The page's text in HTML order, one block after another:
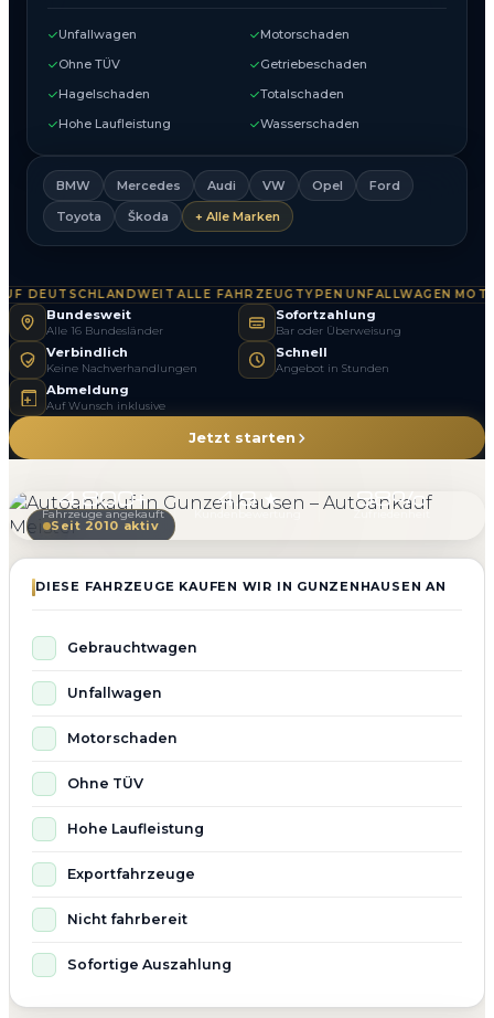
Unfallwagen
Motorschaden
Ohne TÜV
Getriebeschaden
Hagelschaden
Totalschaden
Hohe Laufleistung
Wasserschaden
BMW Mercedes Audi VW Opel
Ford
Toyota
Škoda + Alle Marken
DEUTSCHLANDWEIT ALLE FAHRZEUGTYPEN·UNFALLWAGEN·
Bundesweit
Alle 16 Bundesländer
Sofortzahlung
Bar oder Überweisung
Verbindlich
Keine Nachverhandlungen
Schnell
Angebot in Stunden
Abmeldung
Auf Wunsch inklusive
Jetzt starten
Seit 2010 aktiv
4.800+
Fahrzeuge angekauft
4.9 ★
Kundenbewertung
98%
Zufriedenheit
DIESE FAHRZEUGE KAUFEN WIR IN GUNZENHAUSEN AN
Gebrauchtwagen
Unfallwagen
Motorschaden
Ohne TÜV
Hohe Laufleistung
Exportfahrzeuge
Nicht fahrbereit
Sofortige Auszahlung